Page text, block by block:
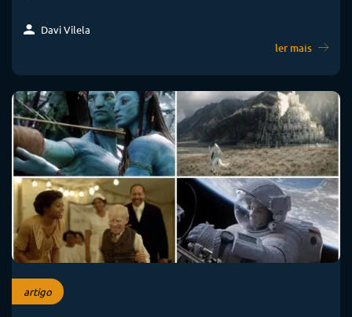
Davi Vilela
ler mais
artigo